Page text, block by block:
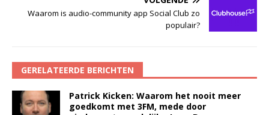
Waarom is audio-community app Social Club zo
populair?
GERELATEERDE BERICHTEN
Patrick Kicken: Waarom het nooit meer
goedkomt met 3FM, mede door